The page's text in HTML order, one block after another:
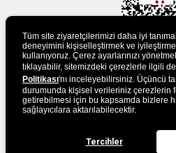
DOWLAND
Tüm site ziyaretçilerimizi daha iyi
deneyimini kişiselleştirmek ve
kullanıyoruz. Çerez ayarlarınızı
tıklayabilir, sitemizdeki çerezlerle ilgili
Politikası'nı inceleyebilirsiniz. Üçüncü
durumunda kişisel verileriniz çerezlerin
getirebilmesi için bu kapsamda bizlere
sağlayıcılara aktarılabilecektir.
Tercihler